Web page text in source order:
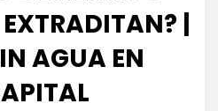
|
AGUA EN